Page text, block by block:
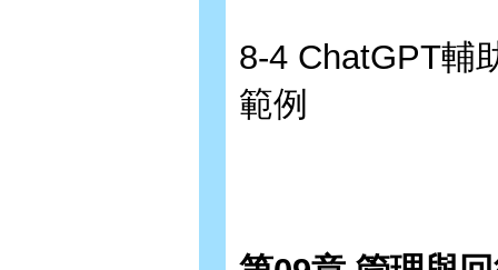
8-4 ChatGPT輔
範例